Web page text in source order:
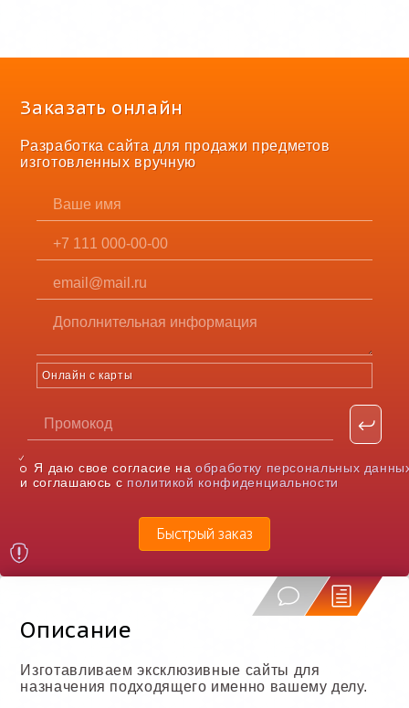
Заказать онлайн
Разработка сайта для продажи предметов
изготовленных вручную
Онлайн с карты
Я даю свое согласие наобработку персональных
и соглашаюсь с политикой конфиденциальности
Быстрый заказ
Описание
Изготавливаем эксклюзивные сайты для
назначения подходящего именно вашему делу.